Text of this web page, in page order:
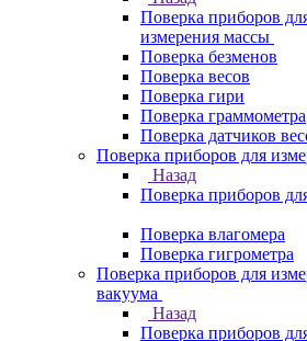
Поверка приборов
измерения массы
Поверка безменов
Поверка весов
Поверка гири
Поверка граммометра
Поверка датчиков
Поверка приборов для
Назад
Поверка приборов
Поверка влагомера
Поверка гигрометра
Поверка приборов для
вакуума
Назад
Поверка приборов